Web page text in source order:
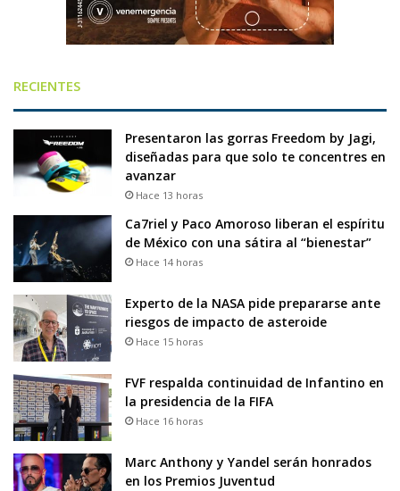
RECIENTES
Presentaron las gorras Freedom by Jagi,
diseñadas para que solo te concentres en
avanzar
Hace 13 horas
Ca7riel y Paco Amoroso liberan el espíritu
de México con una sátira al “bienestar”
Hace 14 horas
Experto de la NASA pide prepararse ante
riesgos de impacto de asteroide
Hace 15 horas
FVF respalda continuidad de Infantino en
la presidencia de la FIFA
Hace 16 horas
Marc Anthony y Yandel serán honrados
en los Premios Juventud